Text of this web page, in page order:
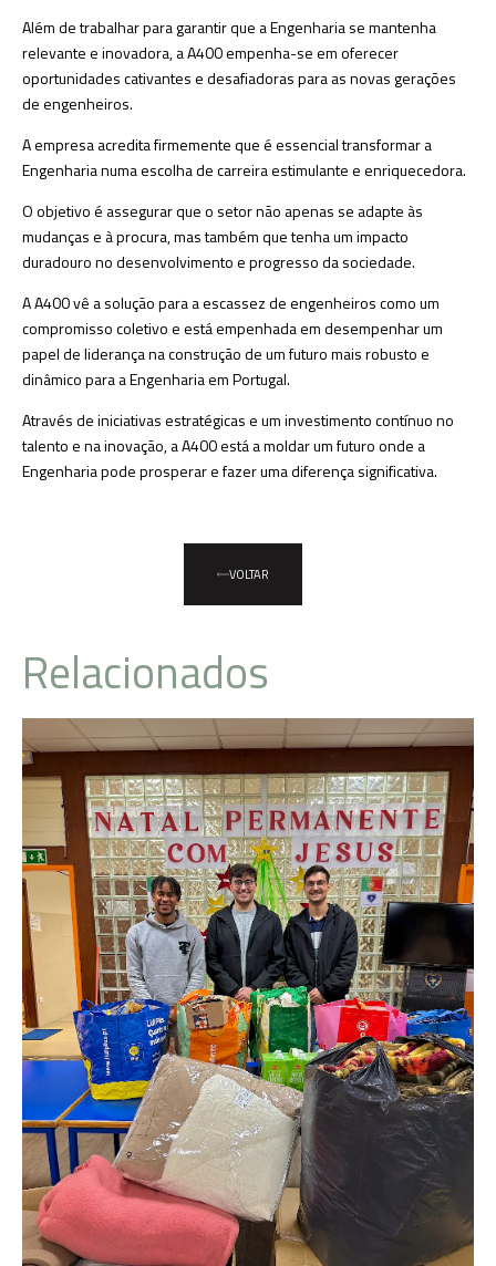
Além de trabalhar para garantir que a Engenharia se mantenha
relevante e inovadora, a A400 empenha-se em oferecer
oportunidades cativantes e desafiadoras para as novas gerações
de engenheiros.
A empresa acredita firmemente que é essencial transformar a
Engenharia numa escolha de carreira estimulante e enriquecedora.
O objetivo é assegurar que o setor não apenas se adapte às
mudanças e à procura, mas também que tenha um impacto
duradouro no desenvolvimento e progresso da sociedade.
A A400 vê a solução para a escassez de engenheiros como um
compromisso coletivo e está empenhada em desempenhar um
papel de liderança na construção de um futuro mais robusto e
dinâmico para a Engenharia em Portugal.
Através de iniciativas estratégicas e um investimento contínuo no
talento e na inovação, a A400 está a moldar um futuro onde a
Engenharia pode prosperar e fazer uma diferença significativa.
VOLTAR
Relacionados